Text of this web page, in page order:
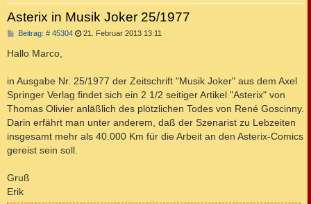
Asterix in Musik Joker 25/1977
Beitrag: # 45304B
a
g
21. Februar 2013 13:11
Hallo Marco,
in Ausgabe Nr. 25/1977 der Zeitschrift "Musik Joker" aus dem Axel
Springer Verlag findet sich ein 2 1/2 seitiger Artikel "Asterix" von
Thomas Olivier anläßlich des plötzlichen Todes von René Goscinny.
Darin erfährt man unter anderem, daß der Szenarist zu Lebzeiten
insgesamt mehr als 40.000 Km für die Arbeit an den Asterix-Comics
gereist sein soll.
Gruß
Erik